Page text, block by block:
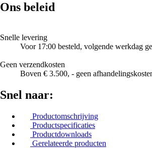
Ons beleid
Snelle levering
Voor 17:00 besteld, volgende werkdag
Geen verzendkosten
Boven € 3.500, - geen
Snel naar:
Productomschrijving
Productspecificaties
Productdownloads
Gerelateerde producten